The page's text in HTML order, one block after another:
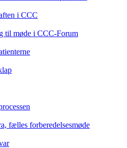
i CCC
til møde i CCC-Forum
fælles forberedelsesmøde